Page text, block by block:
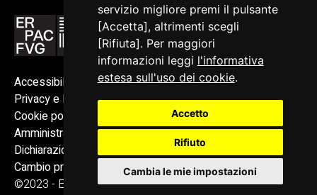
servizio migliore premi il pulsante
[Accetta], altrimenti scegli
[Rifiuta]. Per maggiori
informazioni leggi l'informativa
estesa sull'uso dei cookie.
Accetto
Rifiuto
Cambia le mie impostazioni
Accessibilità
Privacy e Note legali
Cookie policy
Amministrazione trasparente
Dichiarazione di accessibilità
Cambio preferenze cookie
©2023 - ERPAC FVG